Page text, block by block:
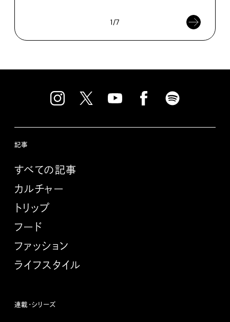
1/7
記事
すべての記事
カルチャー
トリップ
フード
ファッション
ライフスタイル
連載・シリーズ